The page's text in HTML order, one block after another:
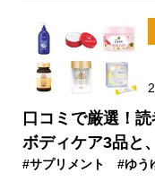
口コミで厳選！
ボディケア3品と
#サプリメント #ゆう